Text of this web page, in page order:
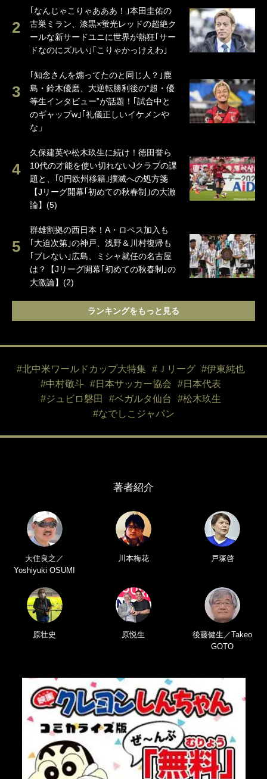
｢なんじゃこりゃあああ！｣本田圭佑の
古巣ミラン、漆黒×蛍光レッドの超絶ク
ールな新サードユニに世界が熱狂｢サー
ドなのにズルい｣｢こりゃかっけえわ｣
｢知念さんを煽ってたのと同じ人？｣鹿
島・鈴木優磨、大逆転勝利後の“超・優
等生インタビュー”が話題！｢試合中と
のギャップw｣｢礼儀正しいイケメンや
な」
久保建英や松木玖生に続け！徳田誉ら
10代の才能を使い切れないJクラブの課
題と、｢0円欧州移籍｣撲滅への処方箋
【Jリーグ開幕｢初めての秋春制｣の大激
論】(5)
群雄割拠の西日本！A・ロペス加入も
｢大迫次第｣の神戸、浅野＆川村復帰も
｢ブレない｣広島、ミシャ就任の名古屋
は？【Jリーグ開幕｢初めての秋春制｣の
大激論】(2)
ランキングをもっと見る
#北中米ワールドカップ大特集 #Ｊリーグ
#伊東純也
#中村敬斗
#日本サッカー協会
#日本代表
#ジュビロ磐田
#ベガルタ仙台
#松木玖生
#なでしこジャパン
著者紹介
大住良之／
Yoshiyuki OSUMI
川本梅花 戸塚啓
原壮史 原悦生
後藤健生／Takeo
GOTO